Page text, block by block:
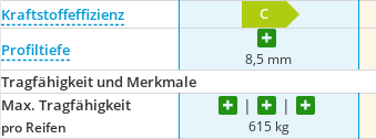
Kraftstoffeffizienz
C
Profiltiefe
8,5 mm
Tragfähigkeit und Merkmale
Max. Tragfähigkeit
pro Reifen 615 kg